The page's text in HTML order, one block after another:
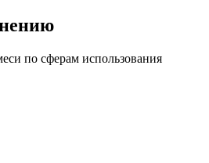
по сферам использования